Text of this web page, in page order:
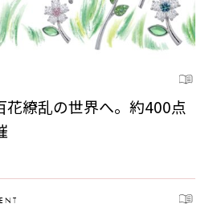
花繚乱の世界へ。約400点